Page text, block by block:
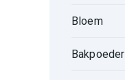
Bloem
Bakpoeder